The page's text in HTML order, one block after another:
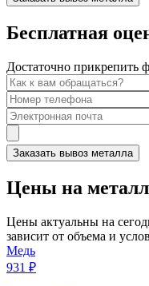
Бесплатная
Достаточно прикрепить
Заказать вывоз металла
Цены на металл
Цены актуальны на
зависит от объема и
Медь
931 ₽